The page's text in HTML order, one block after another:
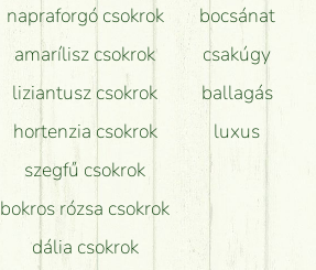
napraforgó csokrok
amarílisz csokrok
liziantusz csokrok
hortenzia csokrok
szegfű csokrok
bokros rózsa csokrok
dália csokrok
bocsánat
csakúgy
ballagás
luxus